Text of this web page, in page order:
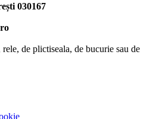
030167
de plictiseala, de bucurie sau de